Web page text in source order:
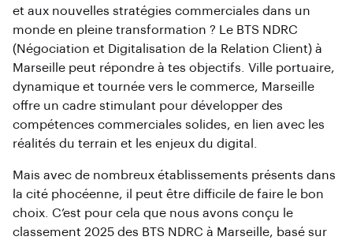
et aux nouvelles stratégies commerciales dans un
monde en pleine transformation ? Le BTS NDRC
(Négociation et Digitalisation de la Relation Client) à
Marseille peut répondre à tes objectifs. Ville portuaire,
dynamique et tournée vers le commerce, Marseille
offre un cadre stimulant pour développer des
compétences commerciales solides, en lien avec les
réalités du terrain et les enjeux du digital.
Mais avec de nombreux établissements présents dans
la cité phocéenne, il peut être difficile de faire le bon
choix. C’est pour cela que nous avons conçu le
classement 2025 des BTS NDRC à Marseille, basé sur